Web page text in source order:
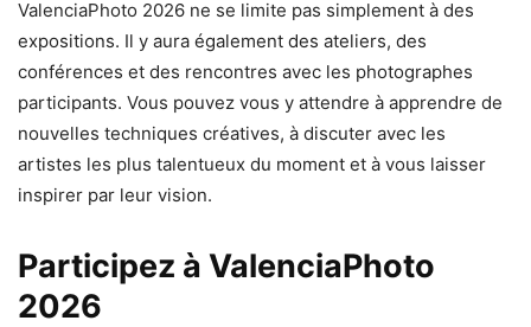
ValenciaPhoto 2026 ne se limite pas simplement à des
expositions. Il y aura également des ateliers, des
conférences et des rencontres avec les photographes
participants. Vous pouvez vous y attendre à apprendre de
nouvelles techniques créatives, à discuter avec les
artistes les plus talentueux du moment et à vous laisser
inspirer par leur vision.
Participez à ValenciaPhoto
2026